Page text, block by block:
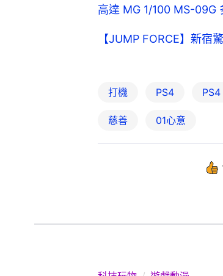
高達 MG 1/100 MS-
【JUMP FORCE】新宿
打機 PS4
慈善 01心意